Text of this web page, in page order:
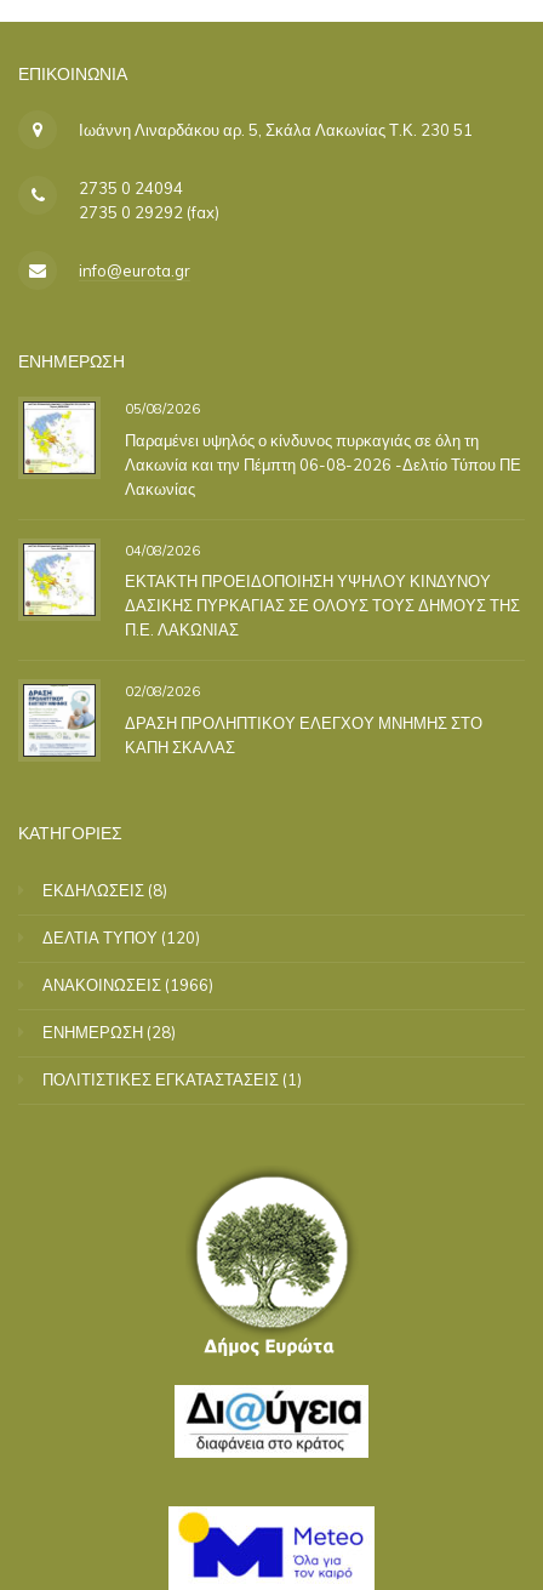
ΕΠΙΚΟΙΝΩΝΊΑ
Ιωάννη Λιναρδάκου αρ. 5, Σκάλα Λακωνίας Τ.Κ. 230 51
2735 0 24094
2735 0 29292 (fax)
info@eurota.gr
ΕΝΗΜΕΡΩΣΗ
05/08/2026
Παραμένει υψηλός ο κίνδυνος πυρκαγιάς σε όλη τη
Λακωνία και την Πέμπτη 06-08-2026 -Δελτίο Τύπου ΠΕ
Λακωνίας
04/08/2026
ΕΚΤΑΚΤΗ ΠΡΟΕΙΔΟΠΟΙΗΣΗ ΥΨΗΛΟΥ ΚΙΝΔΥΝΟΥ
ΔΑΣΙΚΗΣ ΠΥΡΚΑΓΙΑΣ ΣΕ ΟΛΟΥΣ ΤΟΥΣ ΔΗΜΟΥΣ ΤΗΣ
Π.Ε. ΛΑΚΩΝΙΑΣ
02/08/2026
ΔΡΑΣΗ ΠΡΟΛΗΠΤΙΚΟΥ ΕΛΕΓΧΟΥ ΜΝΗΜΗΣ ΣΤΟ
ΚΑΠΗ ΣΚΑΛΑΣ
ΚΑΤΗΓΟΡΙΕΣ
ΕΚΔΗΛΩΣΕΙΣ (8)
ΔΕΛΤΙΑ ΤΥΠΟΥ (120)
ΑΝΑΚΟΙΝΩΣΕΙΣ (1966)
ΕΝΗΜΕΡΩΣΗ (28)
ΠΟΛΙΤΙΣΤΙΚΕΣ ΕΓΚΑΤΑΣΤΑΣΕΙΣ (1)